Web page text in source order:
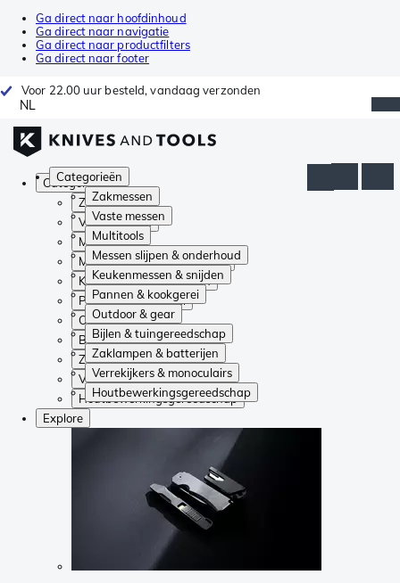
Ga direct naar hoofdinhoud
Ga direct naar navigatie
Ga direct naar productfilters
Ga direct naar footer
Voor 22.00 uur besteld, vandaag verzonden
NL
Categorieën
Zakmessen
Vaste messen
Multitools
Messen slijpen & onderhoud
Keukenmessen & snijden
Pannen & kookgerei
Outdoor & gear
Bijlen & tuingereedschap
Zaklampen & batterijen
Verrekijkers & monoculairs
Houtbewerkingsgereedschap
Categorieën
Zakmessen
Vaste messen
Multitools
Messen slijpen & onderhoud
Keukenmessen & snijden
Pannen & kookgerei
Outdoor & gear
Bijlen & tuingereedschap
Zaklampen & batterijen
Verrekijkers & monoculairs
Houtbewerkingsgereedschap
Explore